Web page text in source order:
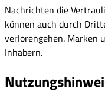
Nachrichten die
können auch durch
verlorengehen. Marken
Inhabern.